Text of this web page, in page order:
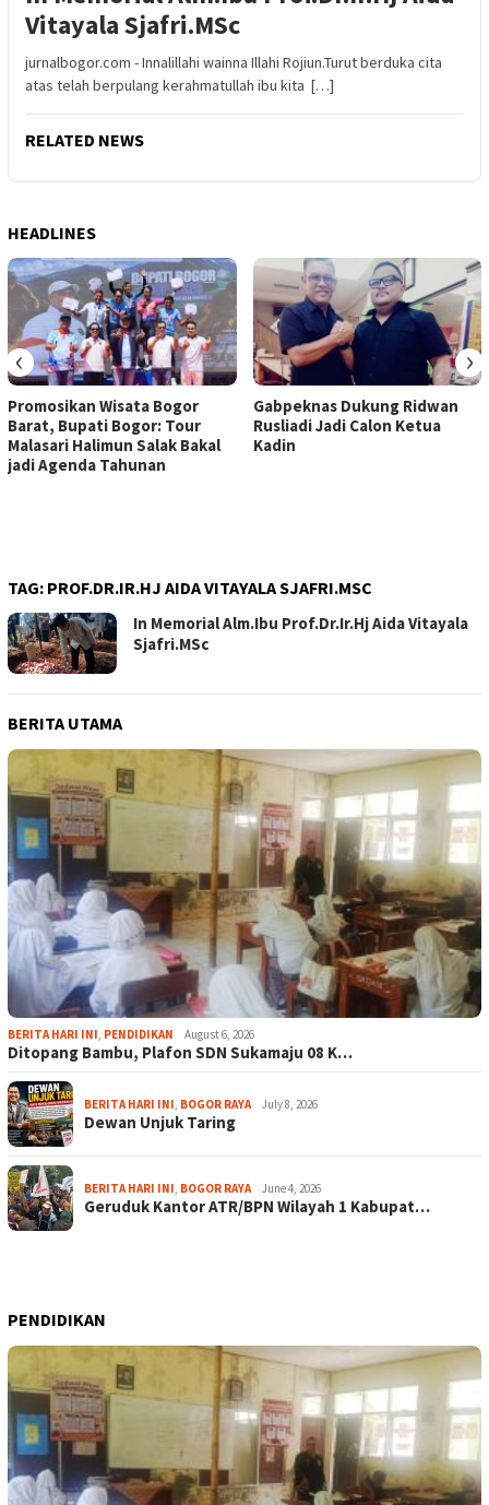
Vitayala Sjafri.MSc
jurnalbogor.com - Innalillahi wainna Illahi Rojiun.Turut berduka cita
atas telah berpulang kerahmatullah ibu kita […]
RELATED NEWS
HEADLINES
Promosikan Wisata Bogor
Barat, Bupati Bogor: Tour
Malasari Halimun Salak Bakal
jadi Agenda Tahunan
Gabpeknas Dukung Ridwan
Rusliadi Jadi Calon Ketua
Kadin
‹ ›
TAG: PROF.DR.IR.HJ AIDA VITAYALA SJAFRI.MSC
In Memorial Alm.Ibu Prof.Dr.Ir.Hj Aida Vitayala
Sjafri.MSc
BERITA UTAMA
BERITA HARI INI, PENDIDIKAN August 6, 2026
Ditopang Bambu, Plafon SDN Sukamaju 08 K…
BERITA HARI INI, BOGOR RAYA July 8, 2026
Dewan Unjuk Taring
BERITA HARI INI, BOGOR RAYA June 4, 2026
Geruduk Kantor ATR/BPN Wilayah 1 Kabupat…
PENDIDIKAN